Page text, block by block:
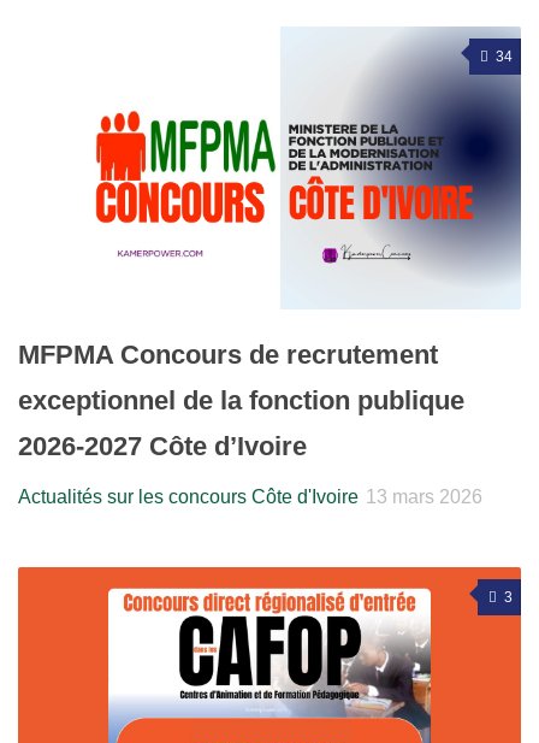
34
MFPMA Concours de recrutement
exceptionnel de la fonction publique
2026-2027 Côte d’Ivoire
Actualités sur les concours Côte d'Ivoire 13 mars 2026
3